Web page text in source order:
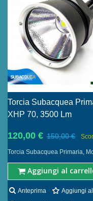
Torcia Subacquea
XHP 70, 3500 Lm
120,00 € 150,00 €
Torcia Subacquea Primaria,
Aggiungi al
Anteprima Aggiungi